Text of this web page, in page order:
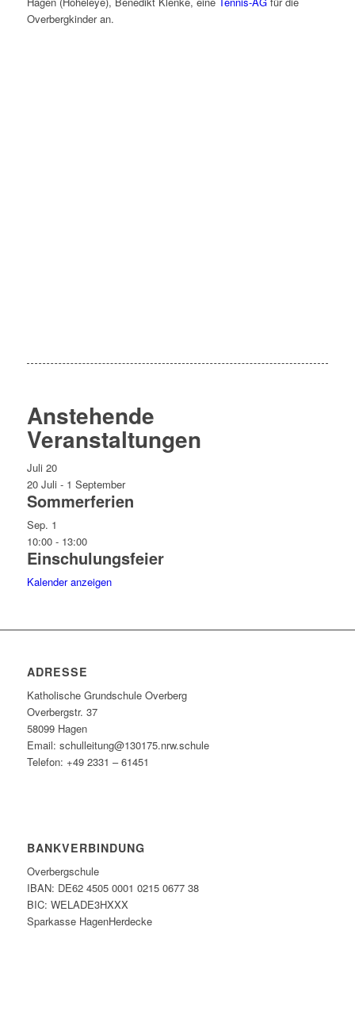
Overbergkinder an.
Anstehende
Veranstaltungen
Juli 20
20 Juli - 1 September
Sommerferien
Sep. 1
10:00- 13:00
Einschulungsfeier
Kalender anzeigen
ADRESSE
Katholische Grundschule Overberg
Overbergstr. 37
58099 Hagen
Email: schulleitung@130175.nrw.schule
Telefon: +49 2331 – 61451
BANKVERBINDUNG
Overbergschule
IBAN: DE62 4505 0001 0215 0677 38
BIC: WELADE3HXXX
Sparkasse HagenHerdecke